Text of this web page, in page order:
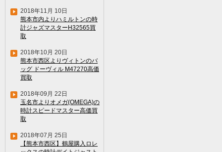
2018年11月 10日
熊本市内よりハミルトンの時
計ジャズマスターH32565買
取
2018年10月 20日
熊本市西区よりヴィトンのバ
ッグ ドーヴィル M47270高価
買取
2018年09月 22日
玉名市よりオメガ(OMEGA)の
時計スピードマスター高価買
取
2018年07月 25日
【熊本市西区】鶴屋購入ロレ